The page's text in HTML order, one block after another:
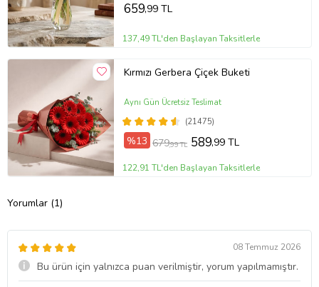
659,99 TL
137,49 TL'den Başlayan Taksitlerle
Kırmızı Gerbera Çiçek Buketi
(21475)
Aynı Gün Ücretsiz Teslimat
%13 679,99 TL 589,99 TL
122,91 TL'den Başlayan Taksitlerle
Yorumlar (1)
08 Temmuz 2026
Bu ürün için yalnızca puan verilmiştir, yorum yapılmamıştır.